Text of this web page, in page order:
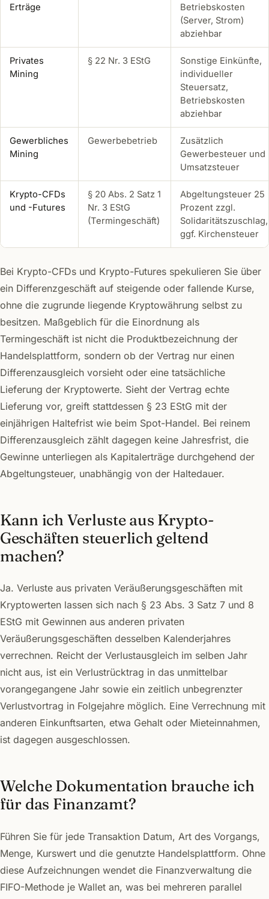
Erträge
Betriebskosten
(Server, Strom)
abziehbar
Privates
Mining
§ 22 Nr. 3 EStG
Sonstige Einkünfte,
individueller
Steuersatz,
Betriebskosten
abziehbar
Gewerbliches
Mining
Gewerbebetrieb
Zusätzlich
Gewerbesteuer und
Umsatzsteuer
Krypto-CFDs
und -Futures
§ 20 Abs. 2 Satz 1
Nr. 3 EStG
(Termingeschäft)
Abgeltungsteuer 25
Prozent zzgl.
Solidaritätszuschlag,
ggf. Kirchensteuer
Bei Krypto-CFDs und Krypto-Futures spekulieren Sie über
ein Differenzgeschäft auf steigende oder fallende Kurse,
ohne die zugrunde liegende Kryptowährung selbst zu
besitzen. Maßgeblich für die Einordnung als
Termingeschäft ist nicht die Produktbezeichnung der
Handelsplattform, sondern ob der Vertrag nur einen
Differenzausgleich vorsieht oder eine tatsächliche
Lieferung der Kryptowerte. Sieht der Vertrag echte
Lieferung vor, greift stattdessen § 23 EStG mit der
einjährigen Haltefrist wie beim Spot-Handel. Bei reinem
Differenzausgleich zählt dagegen keine Jahresfrist, die
Gewinne unterliegen als Kapitalerträge durchgehend der
Abgeltungsteuer, unabhängig von der Haltedauer.
Kann ich Verluste aus Krypto-
Geschäften steuerlich geltend
machen?
Ja. Verluste aus privaten Veräußerungsgeschäften mit
Kryptowerten lassen sich nach § 23 Abs. 3 Satz 7 und 8
EStG mit Gewinnen aus anderen privaten
Veräußerungsgeschäften desselben Kalenderjahres
verrechnen. Reicht der Verlustausgleich im selben Jahr
nicht aus, ist ein Verlustrücktrag in das unmittelbar
vorangegangene Jahr sowie ein zeitlich unbegrenzter
Verlustvortrag in Folgejahre möglich. Eine Verrechnung mit
anderen Einkunftsarten, etwa Gehalt oder Mieteinnahmen,
ist dagegen ausgeschlossen.
Welche Dokumentation brauche ich
für das Finanzamt?
Führen Sie für jede Transaktion Datum, Art des Vorgangs,
Menge, Kurswert und die genutzte Handelsplattform. Ohne
diese Aufzeichnungen wendet die Finanzverwaltung die
FIFO-Methode je Wallet an, was bei mehreren parallel